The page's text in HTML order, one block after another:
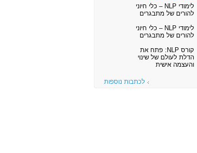
לימודי NLP – כלי חיוני
להורים של מתבגרים
לימודי NLP – כלי חיוני
להורים של מתבגרים
קורס NLP: פתח את
הדלת לעולם של שינוי
והעצמה אישית
לכתבות נוספות